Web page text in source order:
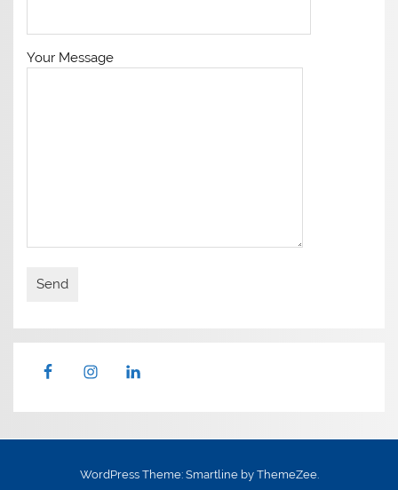
Your Message
WordPress Theme: Smartline by ThemeZee.